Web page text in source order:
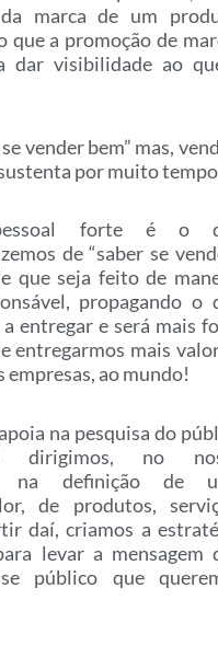
marca de um
a promoção de
dar visibilidade ao
vender bem” mas,
por muito
forte é o
de “saber se
que seja feito de
propagando o
entregar e será mais
entregarmos mais
empresas, ao mundo!
na pesquisa do
no
na definição de
de produtos,
daí, criamos a
levar a mensagem
público que